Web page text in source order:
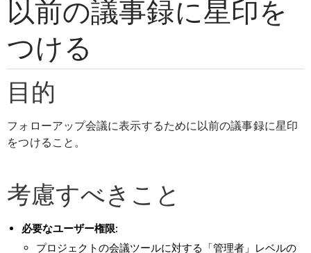
以前の議事録に星印を
つける
目的
フォローアップ会議に表示するために以前の議事録に星印
をつけること。
考慮すべきこと
必要なユーザー権限:
プロジェクトの会議ツールに対する「管理者」レベルの